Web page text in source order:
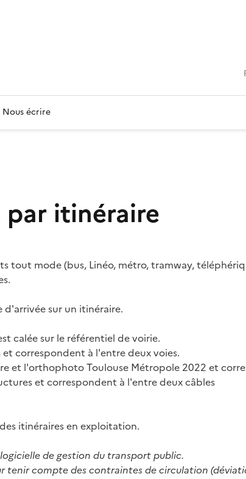
Nous écrire
par itinéraire
mode (bus, Linéo, métro, tramway,
sur un itinéraire.
calée sur le référentiel de voirie.
correspondent à l'entre deux voies.
et l'orthophoto Toulouse Métropole 2022 et
et correspondent à l'entre deux câbles
itinéraires en exploitation.
de gestion du transport public.
compte des contraintes de circulation